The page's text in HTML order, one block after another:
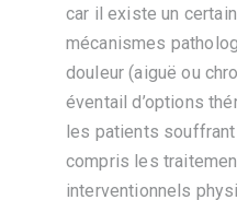
car il existe un
mécanismes
douleur (aiguë ou
éventail d’options
les patients souffrant
compris les
interventionnels